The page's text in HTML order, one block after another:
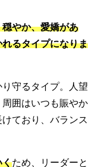
やか、愛嬌があ
るタイプになりま
守るタイプ。人望
周囲はいつも賑やか
ており、バランス
くため、リーダーと